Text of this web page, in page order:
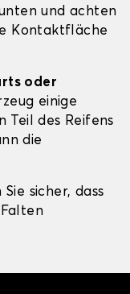
und achten
Kontaktfläche
oder
einige
Teil des Reifens
die
sicher, dass